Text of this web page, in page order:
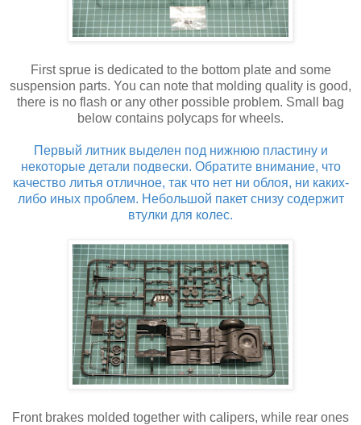
First sprue is dedicated to the bottom plate and some
suspension parts. You can note that molding quality is good,
there is no flash or any other possible problem. Small bag
below contains polycaps for wheels.
Первый литник выделен под нижнюю пластину и
некоторые детали подвески. Обратите внимание, что
качество литья отличное, так что нет ни облоя, ни каких-
либо иных проблем. Небольшой пакет снизу содержит
втулки для колес.
Front brakes molded together with calipers, while rear ones